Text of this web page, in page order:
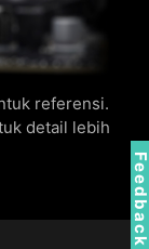
referensi.
detail lebih